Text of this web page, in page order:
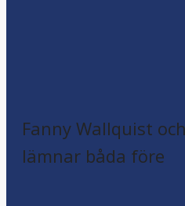
Fanny Wallquist
lämnar båda före